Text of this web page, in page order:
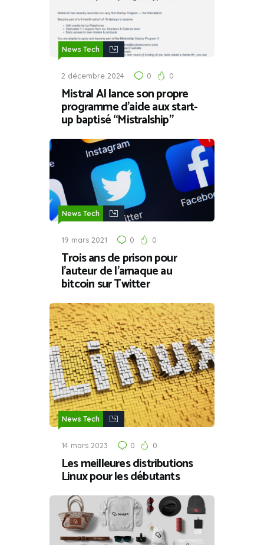
News Tech
2 décembre 2024 0 0
Mistral AI lance son propre
programme d’aide aux start-
up baptisé “Mistralship”
News Tech
19 mars 2021 0 0
Trois ans de prison pour
l’auteur de l’arnaque au
bitcoin sur Twitter
News Tech
14 mars 2023 0 0
Les meilleures distributions
Linux pour les débutants